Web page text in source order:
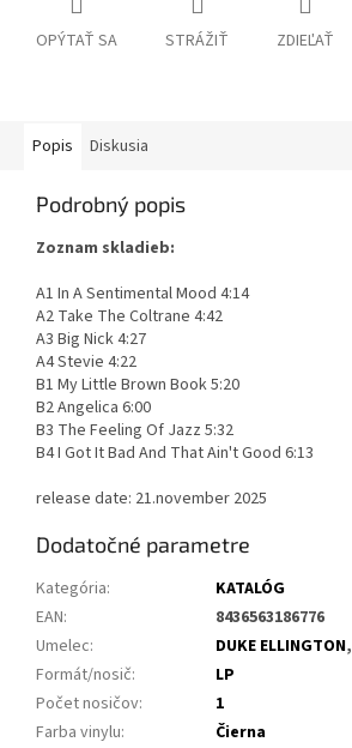
OPÝTAŤ SA STRÁŽIŤ ZDIEĽAŤ
Popis Diskusia
Podrobný popis
Zoznam skladieb:
A1 In A Sentimental Mood 4:14
A2 Take The Coltrane 4:42
A3 Big Nick 4:27
A4 Stevie 4:22
B1 My Little Brown Book 5:20
B2 Angelica 6:00
B3 The Feeling Of Jazz 5:32
B4 I Got It Bad And That Ain't Good 6:13
release date: 21.november 2025
Dodatočné parametre
Kategória:
KATALÓG
EAN:
8436563186776
Umelec: DUKE ELLINGTON,
Formát/nosič:
LP
Počet nosičov:
1
Farba vinylu:
Čierna